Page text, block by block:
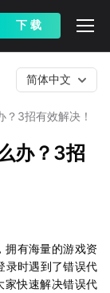
下 载
？3招有效解决！
简体中文
办？3招
拥有海量的游戏资
录时遇到了错误代
家快速解决错误代